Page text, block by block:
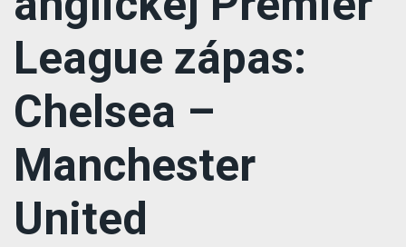
League zápas:
Chelsea –
Manchester
United